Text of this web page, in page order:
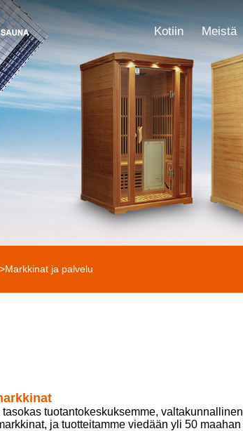
Kotiin Meistä
>Markkinat ja palvelu
tasokas tuotantokeskuksemme,
ja tuotteitamme viedään yli 50